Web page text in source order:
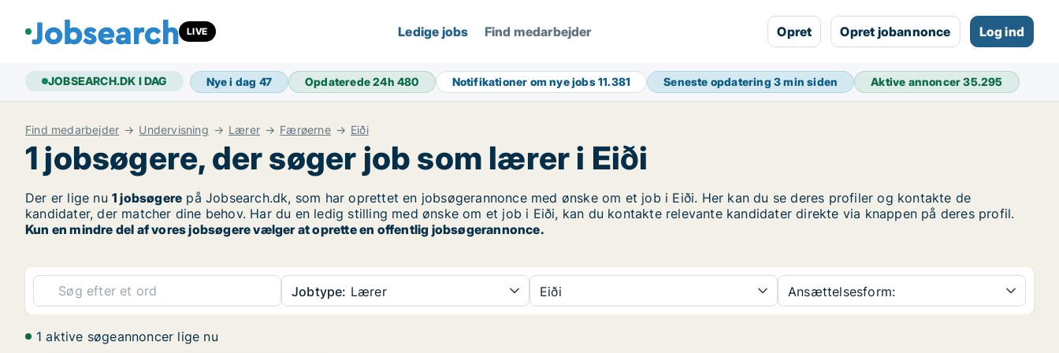
LIVE Ledige jobs Find medarbejder Opret Opret jobannonce Log ind
JOBSEARCH.DK I DAG Nye i dag 47 Opdaterede 24h480 Notifikationer om nye jobs11.381 Seneste opdatering3 min siden Aktive annoncer35.295
Find medarbejder Undervisning Lærer Færøerne Eiði
1 jobsøgere, der søger job som lærer i Eiði
Der er lige nu 1 jobsøgere på Jobsearch.dk, som har oprettet en jobsøgerannonce med ønske om et job i Eiði. Her kan du se deres profiler og kontakte de
kandidater, der matcher dine behov. Har du en ledig stilling med ønske om et job i Eiði, kan du kontakte relevante kandidater direkte via knappen på deres profil.
Kun en mindre del af vores jobsøgere vælger at oprette en offentlig jobsøgerannonce.
Jobtype: Lærer Eiði Ansættelsesform:
1 aktive søgeannoncer lige nu